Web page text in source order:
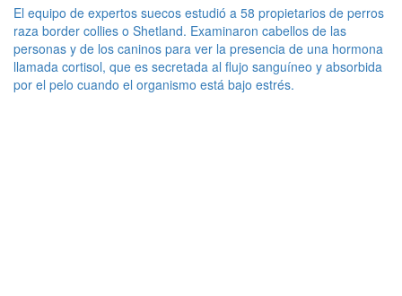
El equipo de expertos suecos estudió a 58 propietarios de perros
raza border collies o Shetland. Examinaron cabellos de las
personas y de los caninos para ver la presencia de una hormona
llamada cortisol, que es secretada al flujo sanguíneo y absorbida
por el pelo cuando el organismo está bajo estrés.